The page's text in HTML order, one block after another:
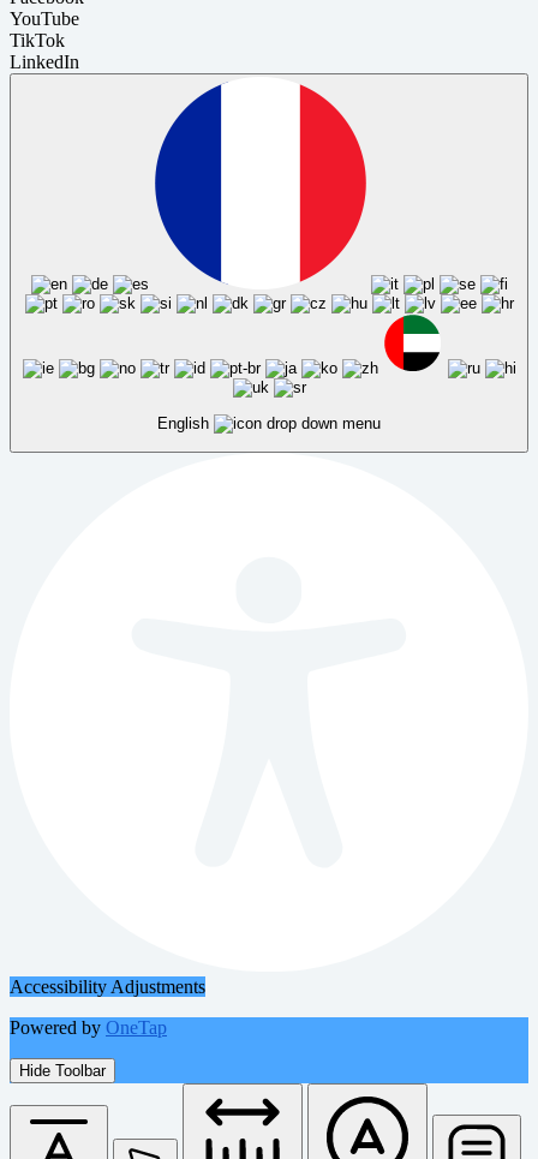
YouTube
TikTok
LinkedIn
English
Accessibility Adjustments
Powered by OneTap
Hide Toolbar